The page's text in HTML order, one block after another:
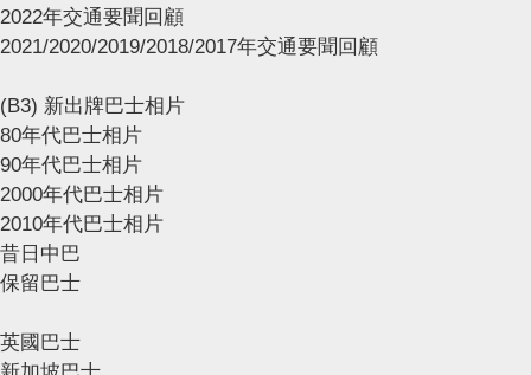
2022年交通要聞回顧
2021/2020/2019/2018/2017年交通要聞回顧
(B3) 新出牌巴士相片
80年代巴士相片
90年代巴士相片
2000年代巴士相片
2010年代巴士相片
昔日中巴
保留巴士
英國巴士